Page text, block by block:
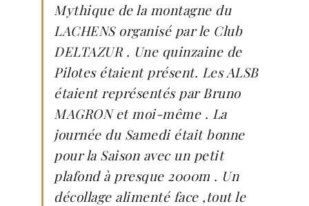
Mythique de la montagne du
LACHENS organisé par le Club
DELTAZUR . Une quinzaine de
Pilotes étaient présent. Les ALSB
étaient représentés par Bruno
MAGRON et moi-même . La
journée du Samedi était bonne
pour la Saison avec un petit
plafond à presque 2000m . Un
décollage alimenté face ,tout le